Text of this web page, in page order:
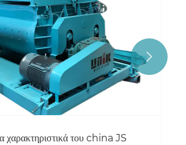
χαρακτηριστικά του china JS
